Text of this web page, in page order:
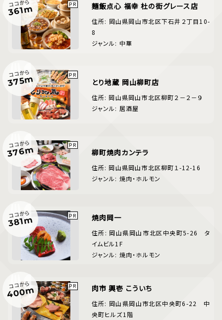
ココから
361m 麺飯点心 福幸 杜の街グレース店
住所: 岡山県岡山市北区下石井２丁目10-
8
ジャンル: 中華
ココから
375m とり地蔵 岡山柳町店
住所: 岡山県岡山市北区柳町２－２－９
ジャンル: 居酒屋
ココから
376m 柳町焼肉カンテラ
住所: 岡山県岡山市北区柳町１-12-16
ジャンル: 焼肉・ホルモン
ココから
381m 焼肉岡一
住所: 岡山県岡山市北区中央町5-26 タ
イムビル1F
ジャンル: 焼肉・ホルモン
ココから
400m 肉市 興壱 こういち
住所: 岡山県岡山市北区中央町6-22 中
央町ヒルズ1階